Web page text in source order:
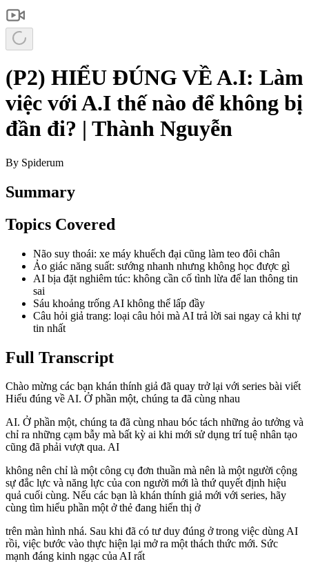
(P2) HIỂU ĐÚNG VỀ A.I: Làm
việc với A.I thế nào để không bị
đần đi? | Thành Nguyễn
By Spiderum
Summary
Topics Covered
Não suy thoái: xe máy khuếch đại cũng làm teo đôi chân
Ảo giác năng suất: sướng nhanh nhưng không học được gì
AI bịa đặt nghiêm túc: không cần cố tình lừa để lan thông tin
sai
Sáu khoảng trống AI không thể lấp đầy
Câu hỏi giả trang: loại câu hỏi mà AI trả lời sai ngay cả khi tự
tin nhất
Full Transcript
Chào mừng các bạn khán thính giả đã quay trở lại với series bài viết
Hiểu đúng về AI. Ở phần một, chúng ta đã cùng nhau
AI. Ở phần một, chúng ta đã cùng nhau bóc tách những ảo tưởng và
chỉ ra những cạm bẫy mà bất kỳ ai khi mới sử dụng trí tuệ nhân tạo
cũng đã phải vượt qua. AI
không nên chỉ là một công cụ đơn thuần mà nên là một người cộng
sự đắc lực và năng lực của con người mới là thứ quyết định hiệu
quả cuối cùng. Nếu các bạn là khán thính giả mới với series, hãy
cùng tìm hiểu phần một ở thẻ đang hiển thị ở
trên màn hình nhá. Sau khi đã có tư duy đúng ở trong việc dùng AI
rồi, việc bước vào thực hiện lại mở ra một thách thức mới. Sức
mạnh đáng kinh ngạc của AI rất